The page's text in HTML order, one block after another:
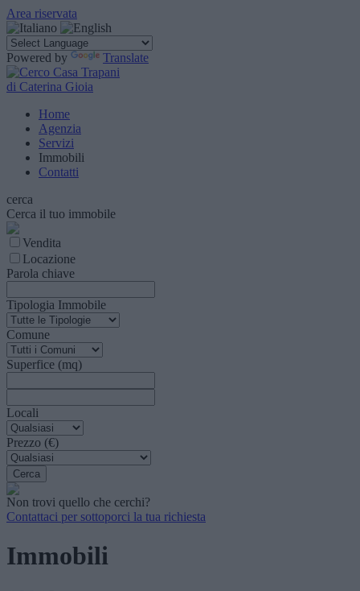
Area riservata
Powered by Translate
di Caterina Gioia
Home
Agenzia
Servizi
Immobili
Contatti
cerca
Cerca il tuo immobile
Vendita
Locazione
Parola chiave
Tipologia Immobile
Comune
Superfice (mq)
Locali
Prezzo (€)
Non trovi quello che cerchi?
Contattaci per sottoporci la tua richiesta
Immobili